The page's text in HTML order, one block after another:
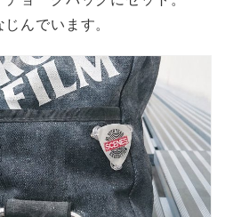
んでいます。